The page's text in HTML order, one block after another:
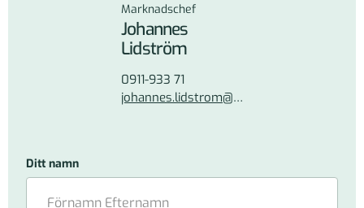
Marknadschef
Johannes
Lidström
0911-933 71
johannes.lidstrom@pnf.se
Ditt namn